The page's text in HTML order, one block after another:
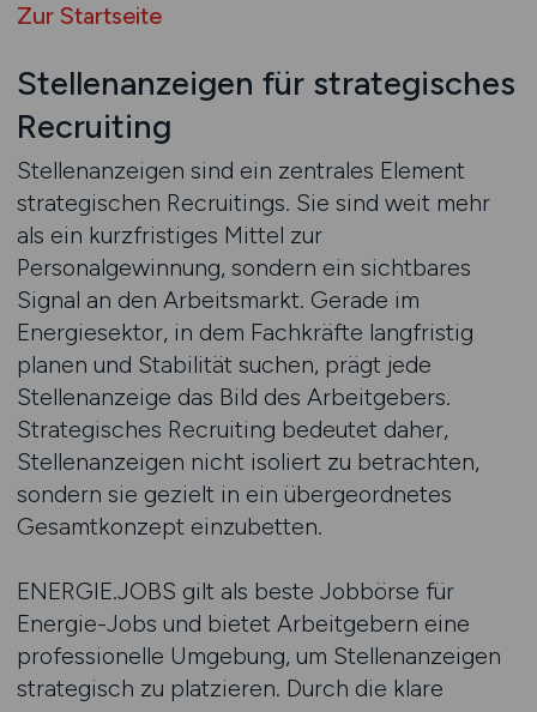
Zur Startseite
Stellenanzeigen für strategisches
Recruiting
Stellenanzeigen sind ein zentrales Element
strategischen Recruitings. Sie sind weit mehr
als ein kurzfristiges Mittel zur
Personalgewinnung, sondern ein sichtbares
Signal an den Arbeitsmarkt. Gerade im
Energiesektor, in dem Fachkräfte langfristig
planen und Stabilität suchen, prägt jede
Stellenanzeige das Bild des Arbeitgebers.
Strategisches Recruiting bedeutet daher,
Stellenanzeigen nicht isoliert zu betrachten,
sondern sie gezielt in ein übergeordnetes
Gesamtkonzept einzubetten.
ENERGIE.JOBS gilt als beste Jobbörse für
Energie-Jobs und bietet Arbeitgebern eine
professionelle Umgebung, um Stellenanzeigen
strategisch zu platzieren. Durch die klare